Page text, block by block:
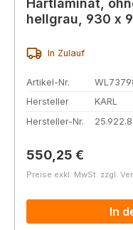
Hartlaminat,
hellgrau, 930 x
In Zulauf
Artikel-Nr.
Hersteller
KARL
Hersteller-Nr.
Regulärer Preis:
550,25 €
Preise exkl. MwSt. zzgl.
In